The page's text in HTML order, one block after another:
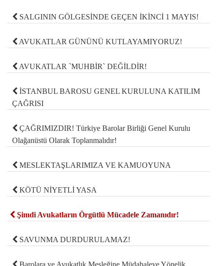
SALGININ GÖLGESİNDE GEÇEN İKİNCİ 1 MAYIS!
AVUKATLAR GÜNÜNÜ KUTLAYAMIYORUZ!
AVUKATLAR `MUHBİR` DEĞİLDİR!
İSTANBUL BAROSU GENEL KURULUNA KATILIM
ÇAĞRISI
ÇAĞRIMIZDIR! Türkiye Barolar Birliği Genel Kurulu
Olağanüstü Olarak Toplanmalıdır!
MESLEKTAŞLARIMIZA VE KAMUOYUNA
KÖTÜ NİYETLİ YASA
Şimdi Avukatların Örgütlü Mücadele Zamanıdır!
SAVUNMA DURDURULAMAZ!
Barolara ve Avukatlık Mesleğine Müdahaleye Yönelik